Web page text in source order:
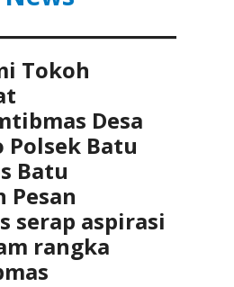
Tokoh
Desa
Polsek Batu
Batu
Pesan
serap aspirasi
rangka